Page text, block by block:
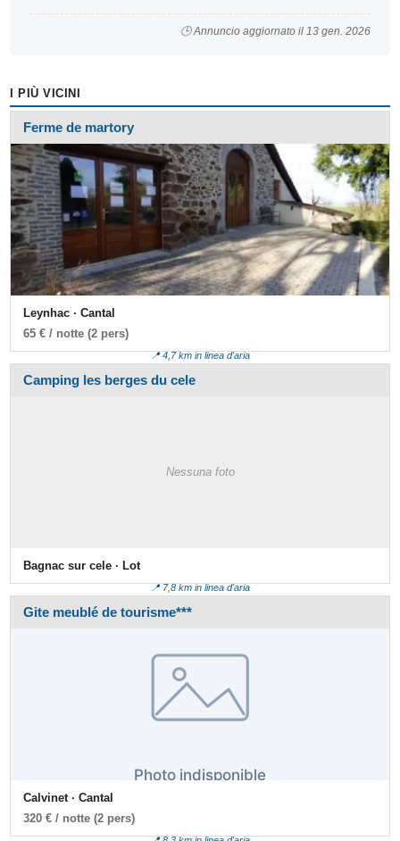
🕒 Annuncio aggiornato il 13 gen. 2026
I PIÙ VICINI
Ferme de martory
Leynhac · Cantal
65 € / notte (2 pers)
📍 4,7 km in linea d'aria
Camping les berges du cele
Nessuna foto
Bagnac sur cele · Lot
📍 7,8 km in linea d'aria
Gite meublé de tourisme***
Calvinet · Cantal
320 € / notte (2 pers)